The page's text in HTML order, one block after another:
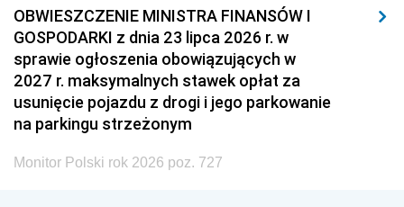
OBWIESZCZENIE MINISTRA FINANSÓW I
GOSPODARKI z dnia 23 lipca 2026 r. w
sprawie ogłoszenia obowiązujących w
2027 r. maksymalnych stawek opłat za
usunięcie pojazdu z drogi i jego parkowanie
na parkingu strzeżonym
Monitor Polski rok 2026 poz. 727